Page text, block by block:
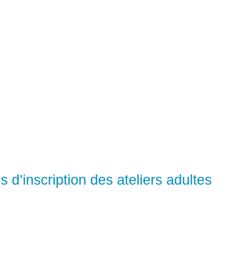
d’inscription des ateliers adultes